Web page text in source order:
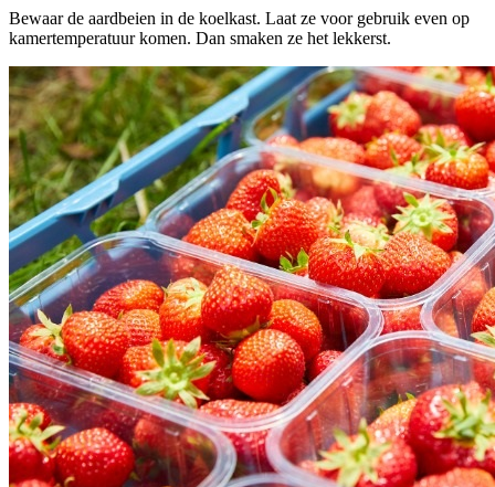
Bewaar de aardbeien in de koelkast. Laat ze voor gebruik even op
kamertemperatuur komen. Dan smaken ze het lekkerst.